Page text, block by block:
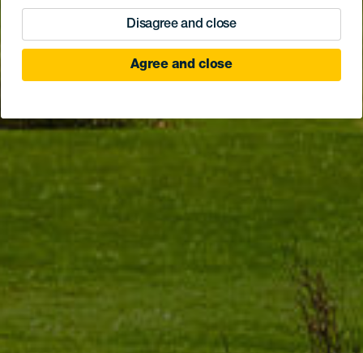
Disagree and close
Agree and close